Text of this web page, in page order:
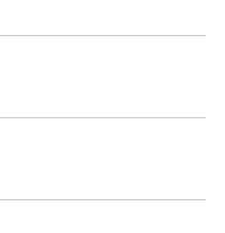
musta laattalattia
valkoisella
laatalla
sekä liitännät